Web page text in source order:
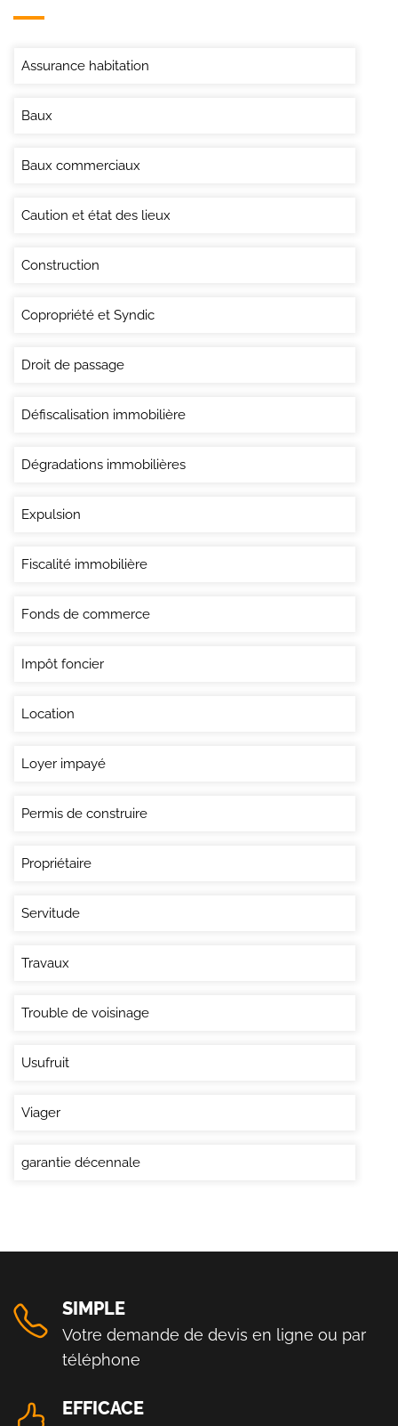
Assurance habitation
Baux
Baux commerciaux
Caution et état des lieux
Construction
Copropriété et Syndic
Droit de passage
Défiscalisation immobilière
Dégradations immobilières
Expulsion
Fiscalité immobilière
Fonds de commerce
Impôt foncier
Location
Loyer impayé
Permis de construire
Propriétaire
Servitude
Travaux
Trouble de voisinage
Usufruit
Viager
garantie décennale
SIMPLE
Votre demande de devis en ligne ou par
téléphone
EFFICACE